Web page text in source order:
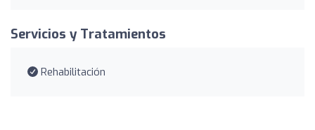
Servicios y Tratamientos
Rehabilitación